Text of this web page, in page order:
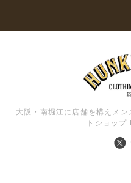
大阪・南堀江に店舗を構えメ
トショッ